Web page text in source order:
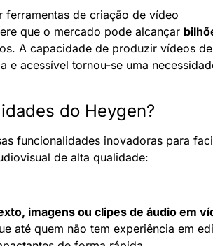
ferramentas de criação de vídeo
que o mercado pode alcançar
A capacidade de produzir vídeos
e acessível tornou-se uma
do Heygen?
funcionalidades inovadoras para
de alta qualidade:
imagens ou clipes de áudio em
até quem não tem experiência em